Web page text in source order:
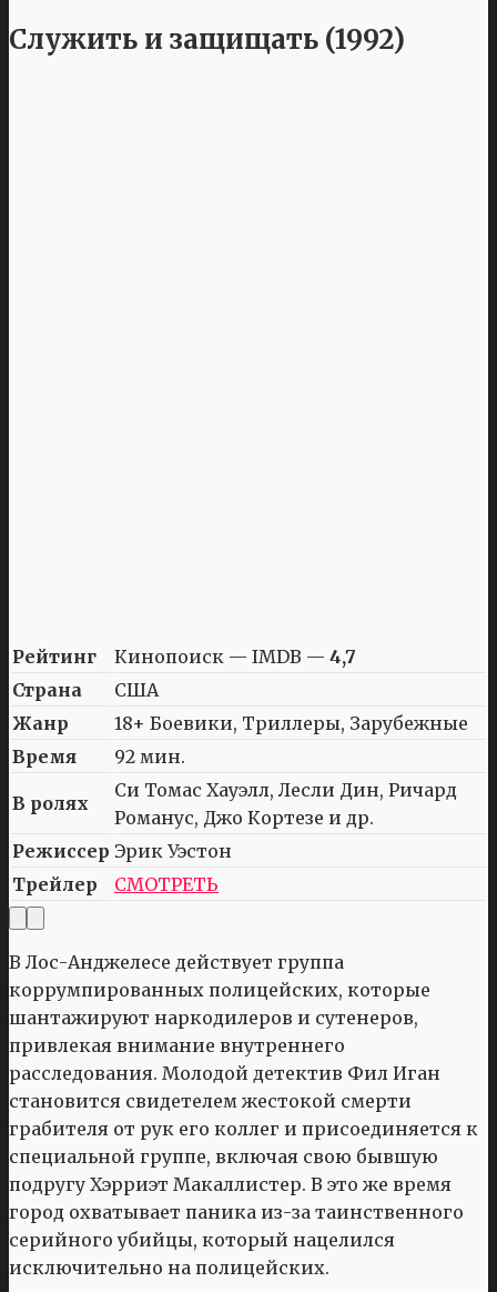
Служить и защищать (1992)
Рейтинг Кинопоиск — IMDB — 4,7
Страна
США
Жанр
18+ Боевики, Триллеры, Зарубежные
Время
92 мин.
В ролях
Си Томас Хауэлл, Лесли Дин, Ричард
Романус, Джо Кортезе и др.
Режиссер Эрик Уэстон
Трейлер
СМОТРЕТЬ
В Лос-Анджелесе действует группа
коррумпированных полицейских, которые
шантажируют наркодилеров и сутенеров,
привлекая внимание внутреннего
расследования. Молодой детектив Фил Иган
становится свидетелем жестокой смерти
грабителя от рук его коллег и присоединяется к
специальной группе, включая свою бывшую
подругу Хэрриэт Макаллистер. В это же время
город охватывает паника из-за таинственного
серийного убийцы, который нацелился
исключительно на полицейских.